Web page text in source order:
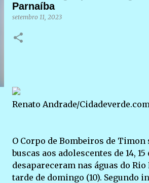
Parnaíba
setembro 11, 2023
Renato Andrade/
O Corpo de Bombeiros de Timon
buscas aos adolescentes de 14, 15
desapareceram nas águas do Rio
tarde de domingo (10). Segundo